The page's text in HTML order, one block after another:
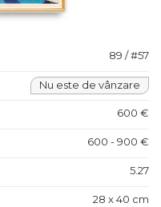
89 / #57
Nu este de vânzare
600 €
600 - 900 €
5.27
28 x 40 cm